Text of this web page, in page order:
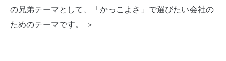
の兄弟テーマとして、「かっこよさ」で選びたい会社の
ためのテーマです。 ＞